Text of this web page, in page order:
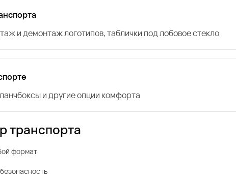
и демонтаж логотипов, таблички под лобовое стекло
и другие опции комфорта
транспорта
формат